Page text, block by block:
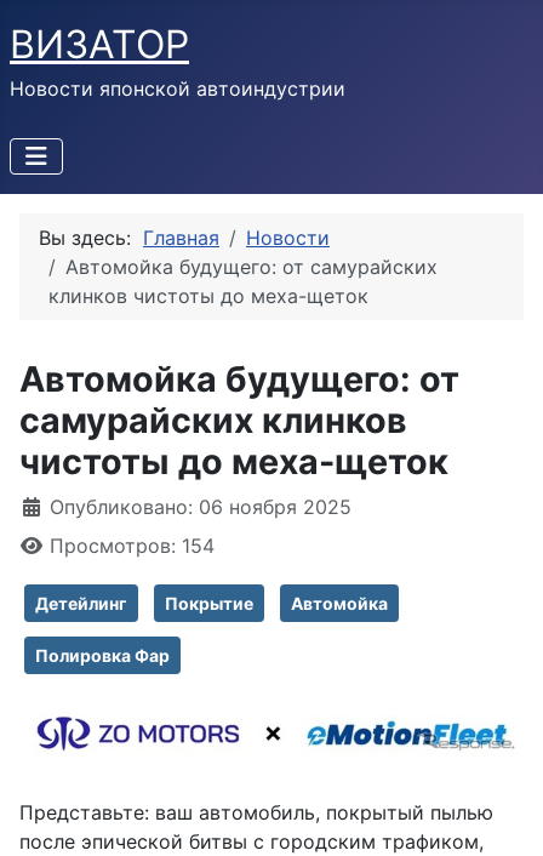
ВИЗАТОР
Новости японской автоиндустрии
Вы здесь: Главная
Новости
Автомойка будущего: от самурайских
клинков чистоты до меха-щеток
Автомойка будущего: от
самурайских клинков
чистоты до меха-щеток
Информация о материале
Опубликовано: 06 ноября 2025
Просмотров: 154
Детейлинг Покрытие Автомойка
Полировка Фар
Представьте: ваш автомобиль, покрытый пылью
после эпической битвы с городским трафиком,